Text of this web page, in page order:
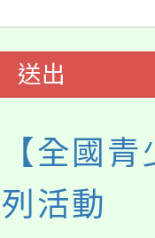
送出
全國青
活動